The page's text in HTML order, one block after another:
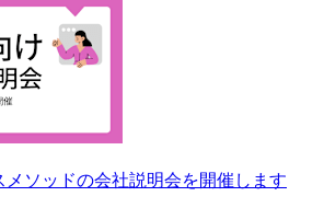
メソッドの会社説明会を開催します